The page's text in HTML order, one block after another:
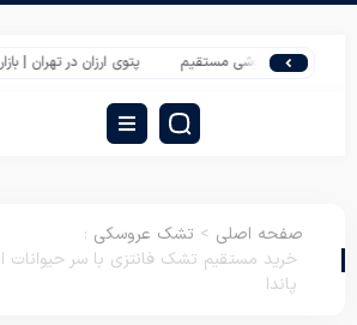
عمده فروشی مستقیم پتوی ارزان در تهران | بازار فروش
صفحه اصلی > تشک عروسکی :
خرید مستقیم تشک فانتزی با سر حیوانات
پاندا